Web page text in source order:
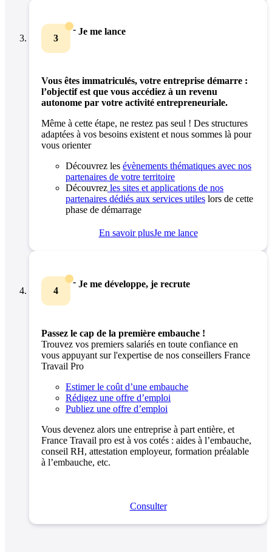
3
- Je me lance
Vous êtes immatriculés, votre entreprise démarre :
l’objectif est que vous accédiez à un revenu
autonome par votre activité entrepreneuriale.
Même à cette étape, ne restez pas seul ! Des structures
adaptées à vos besoins existent et nous sommes là pour
vous orienter
Découvrez les évènements thématiques avec nos
partenaires de votre territoire
Découvrez les sites et applications de nos
partenaires dédiés aux services utiles lors de cette
phase de démarrage
En savoir plusJe me lance
4
- Je me développe, je recrute
Passez le cap de la première embauche !
Trouvez vos premiers salariés en toute confiance en
vous appuyant sur l'expertise de nos conseillers France
Travail Pro
Estimer le coût d’une embauche
Rédigez une offre d’emploi
Publiez une offre d’emploi
Vous devenez alors une entreprise à part entière, et
France Travail pro est à vos cotés : aides à l’embauche,
conseil RH, attestation employeur, formation préalable
à l’embauche, etc.
Consulter